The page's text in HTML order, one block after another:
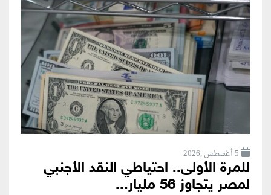
5 أغسطس ,2026
للمرة الأولى.. احتياطي النقد الأجنبي
لمصر يتجاوز 56 مليار...